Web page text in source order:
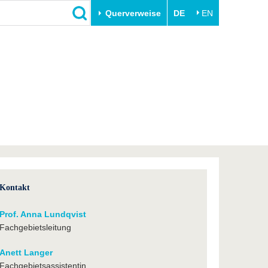
Querverweise DE EN
Innovative Transferprojekte
BTU & Region erleben
Kontakt
Prof. Anna Lundqvist
Fachgebietsleitung
Anett Langer
Fachgebietsassistentin